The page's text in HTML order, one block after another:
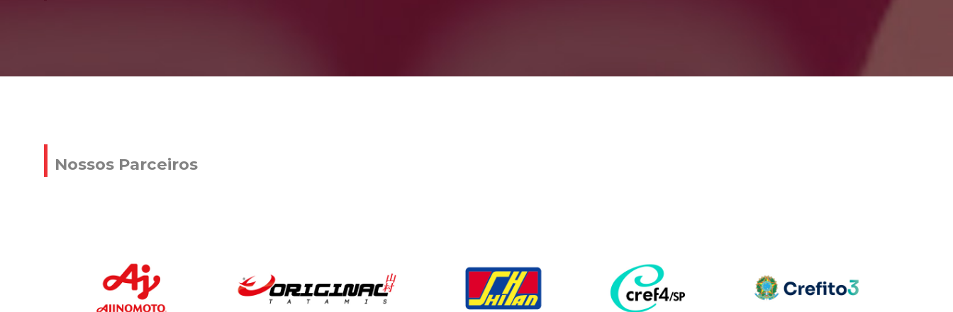
Nossos Parceiros